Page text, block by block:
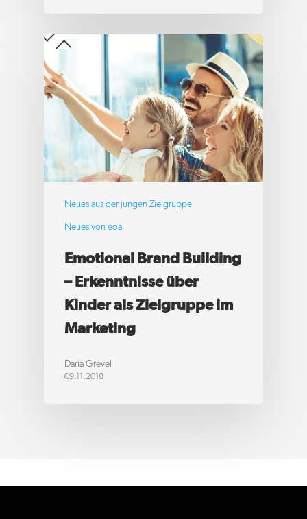
Neues aus der jungen Zielgruppe
Neues von eoa
Emotional Brand Building
– Erkenntnisse über
Kinder als Zielgruppe im
Marketing
Daria Grevel
09.11.2018